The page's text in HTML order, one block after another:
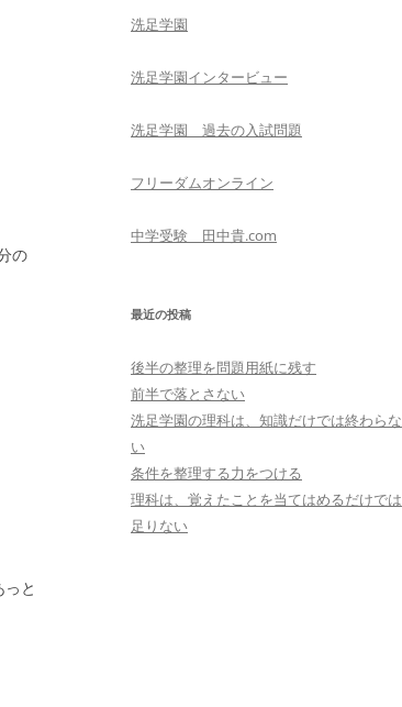
の
と
洗足学園
洗足学園インタービュー
洗足学園 過去の入試問題
フリーダムオンライン
中学受験 田中貴.com
最近の投稿
後半の整理を問題用紙に残す
前半で落とさない
洗足学園の理科は、知識だけでは終わらな
い
条件を整理する力をつける
理科は、覚えたことを当てはめるだけでは
足りない